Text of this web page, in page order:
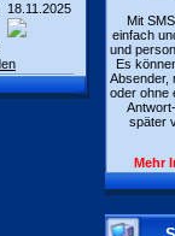
18.11.2025
Mit
einfach
und
Es
Absender,
oder ohne
später
Mehr